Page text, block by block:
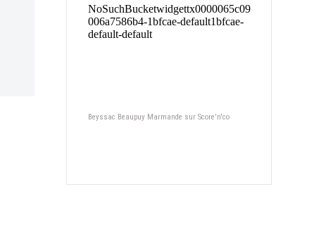
Beyssac Beaupuy Marmande sur Score'n'co